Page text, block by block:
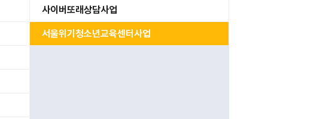
사이버또래상담사업
서울위기청소년교육센터사업